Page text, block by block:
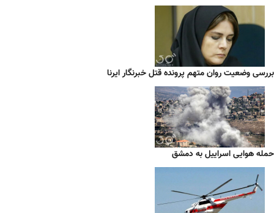
بررسی وضعیت روان متهم پرونده قتل خبرنگار ایرنا
حمله هوایی اسراییل به دمشق